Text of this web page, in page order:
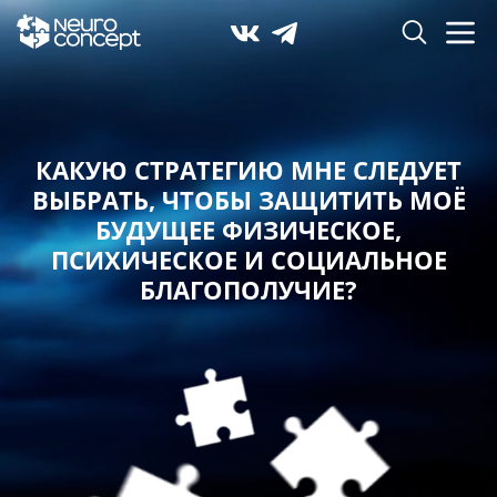
КАКУЮ СТРАТЕГИЮ МНЕ СЛЕДУЕТ
ВЫБРАТЬ,ЧТОБЫ ЗАЩИТИТЬ МОЁ
БУДУЩЕЕ ФИЗИЧЕСКОЕ,
ПСИХИЧЕСКОЕ И СОЦИАЛЬНОЕ
БЛАГОПОЛУЧИЕ?